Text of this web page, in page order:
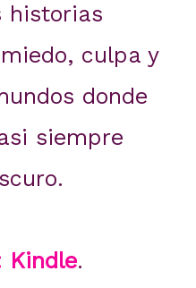
historias
culpa y
donde
siempre
Kindle.